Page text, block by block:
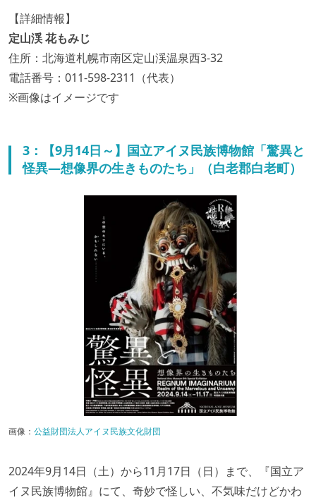
【詳細情報】
定山渓 花もみじ
住所：北海道札幌市南区定山渓温泉西3-32
電話番号：011-598-2311（代表）
※画像はイメージです
3：【9月14日～】国立アイヌ民族博物館「驚異と
怪異—想像界の生きものたち」（白老郡白老町）
画像： 公益財団法人アイヌ民族文化財団
2024年9月14日（土）から11月17日（日）まで、『国立ア
イヌ民族博物館』にて、奇妙で怪しい、不気味だけどかわ